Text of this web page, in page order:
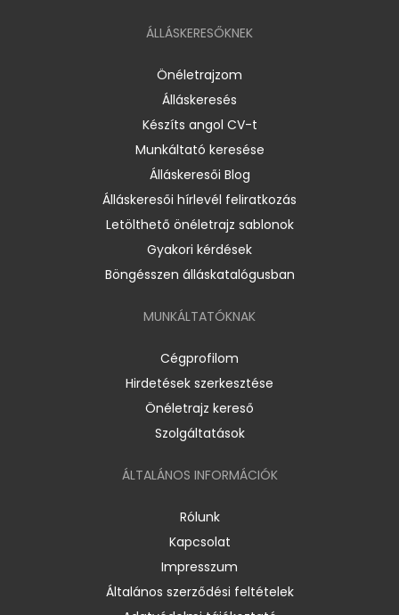
ÁLLÁSKERESŐKNEK
Önéletrajzom
Álláskeresés
Készíts angol CV-t
Munkáltató keresése
Álláskeresői Blog
Álláskeresői hírlevél feliratkozás
Letölthető önéletrajz sablonok
Gyakori kérdések
Böngésszen álláskatalógusban
MUNKÁLTATÓKNAK
Cégprofilom
Hirdetések szerkesztése
Önéletrajz kereső
Szolgáltatások
ÁLTALÁNOS INFORMÁCIÓK
Rólunk
Kapcsolat
Impresszum
Általános szerződési feltételek